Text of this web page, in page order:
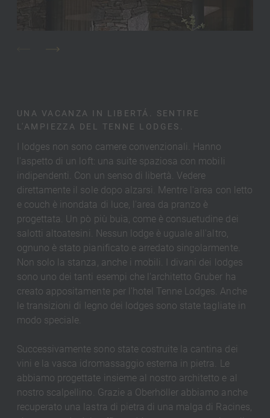
UNA VACANZA IN LIBERTÁ. SENTIRE
L'AMPIEZZA DEL TENNE LODGES.
I lodges non sono camere convenzionali. Hanno
l'aspetto di un loft: una suite spaziosa con mobili
indipendenti. Con un senso di libertà. Vedere
direttamente il sole dopo alzarsi. Mentre l'area con letto
e couch è inondata di luce, l'area da pranzo è
progettata. Un pò più buia, come è consuetudine dei
salotti altoatesini. Nessun lodge è uguale all'altro,
ognuno è stato pianificato e arredato singolarmente.
Non solo la stanza, anche i mobili. I divani dei lodges
sono uno dei tanti esempi che l'architetto Gruber ha
creato appositamente per l'hotel Tenne Lodges. Anche
le transizioni di legno dei lodges sono state tagliate in
modo speciale.
Successivamente sono state costruite la cantina dei
vini e la vasca idromassaggio esterna in pietra. Le
abbiamo progettate insieme al nostro architetto e al
nostro scalpellino. Grazie a Oberhöller abbiamo anche
recuperato una lastra di pietra di una malga di Racines,